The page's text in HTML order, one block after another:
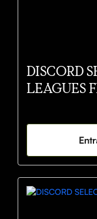
DISCORD
LEAGUES